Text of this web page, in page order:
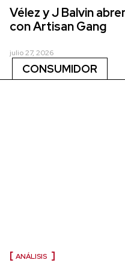
Vélez y J Balvin
con Artisan Gang
julio 27, 2026
CONSUMIDOR
ANÁLISIS